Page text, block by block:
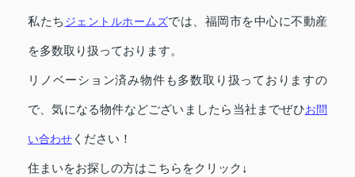
私たち ジェントルホームズでは、福岡市を中心に不動産
を多数取り扱っております。
リノベーション済み物件も多数取り扱っておりますの
で、気になる物件などございましたら当社までぜひお問
い合わせ ください！
住まいをお探しの方はこちらをクリック↓